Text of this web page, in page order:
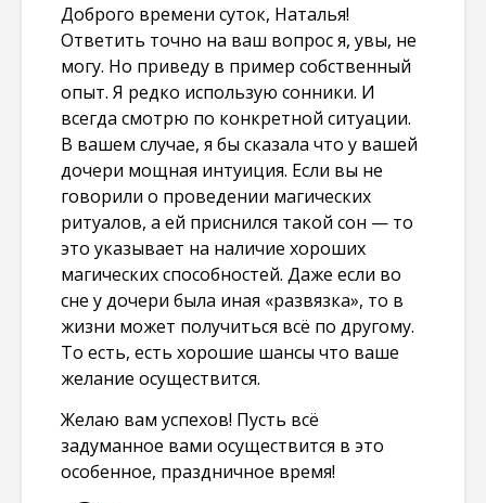
Доброго времени суток, Наталья!
Ответить точно на ваш вопрос я, увы, не
могу. Но приведу в пример собственный
опыт. Я редко использую сонники. И
всегда смотрю по конкретной ситуации.
В вашем случае, я бы сказала что у вашей
дочери мощная интуиция. Если вы не
говорили о проведении магических
ритуалов, а ей приснился такой сон — то
это указывает на наличие хороших
магических способностей. Даже если во
сне у дочери была иная «развязка», то в
жизни может получиться всё по другому.
То есть, есть хорошие шансы что ваше
желание осуществится.
Желаю вам успехов! Пусть всё
задуманное вами осуществится в это
особенное, праздничное время!